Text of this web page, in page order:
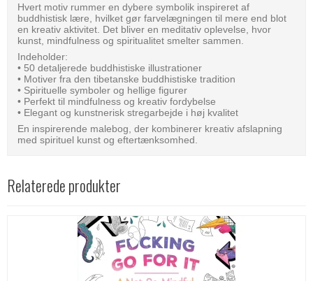
Hvert motiv rummer en dybere symbolik inspireret af
buddhistisk lære, hvilket gør farvelægningen til mere end blot
en kreativ aktivitet. Det bliver en meditativ oplevelse, hvor
kunst, mindfulness og spiritualitet smelter sammen.
Indeholder:
• 50 detaljerede buddhistiske illustrationer
• Motiver fra den tibetanske buddhistiske tradition
• Spirituelle symboler og hellige figurer
• Perfekt til mindfulness og kreativ fordybelse
• Elegant og kunstnerisk stregarbejde i høj kvalitet
En inspirerende malebog, der kombinerer kreativ afslapning
med spirituel kunst og eftertænksomhed.
Relaterede produkter